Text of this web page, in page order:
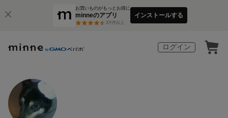
お買いものがもっとお得に
minneのアプリ
3万件以上
インストールする
ログイン